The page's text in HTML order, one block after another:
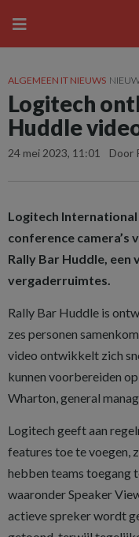
ALGEMEEN IT NIEUWS
Logitech
Huddle
24 mei 2023, 11:01 Door
Logitech
conference
Rally Bar Huddle,
vergaderruimtes.
Rally Bar Huddle is
zes personen
video ontwikkelt zich
kunnen voorbereiden
Wharton, general
Logitech geeft aan
features toe te voegen,
hebben teams toegang
waaronder Speaker
actieve spreker wordt